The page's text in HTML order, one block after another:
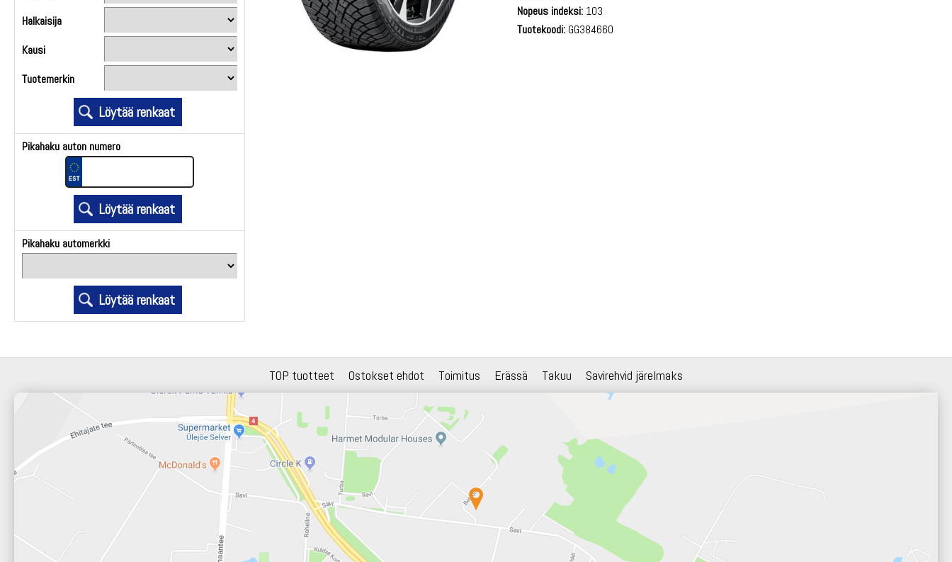
Halkaisija
Kausi
Tuotemerkin
Pikahaku auton numero
Pikahaku automerkki
Nopeus indeksi: 103
Tuotekoodi: GG384660
TOP tuotteet Ostokset ehdot Toimitus Erässä Takuu Savirehvid järelmaks